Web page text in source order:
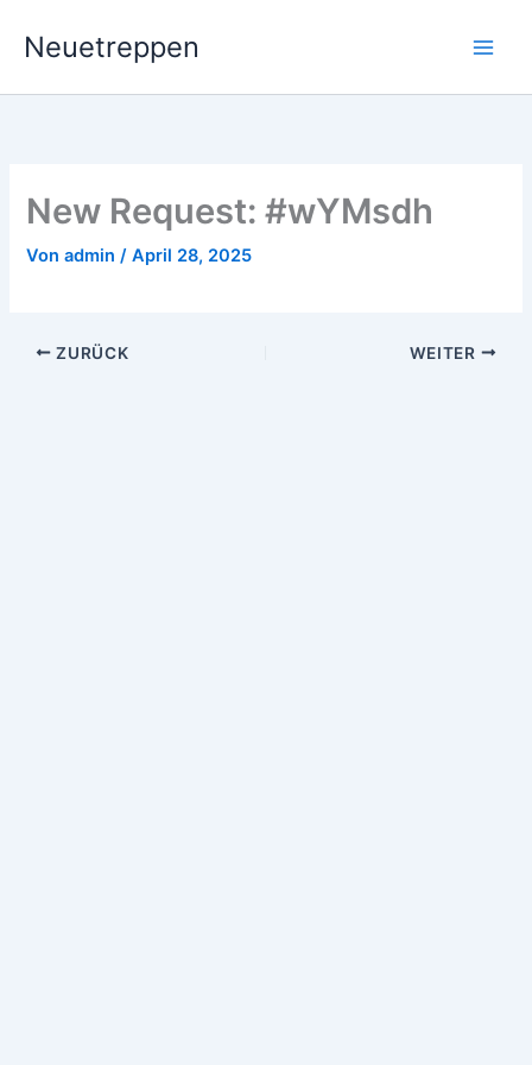
InhaltNeuetreppen
New Request: #wYMsdh
Vonadmin/April 28, 2025
ZURÜCK WEITER